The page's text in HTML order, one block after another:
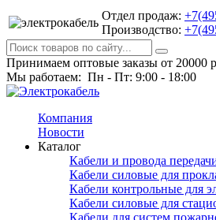
Отдел продаж:
Производство:
Принимаем оптовые заказы от 20000
Мы работаем: Пн - Пт: 9:00 - 18:00
Компания
Новости
Каталог
Кабели и провода
Кабели силовые для
Кабели контрольные для
Кабели силовые для
Кабели для систем